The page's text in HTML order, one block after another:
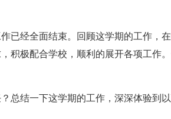
已经全面结束。回顾这学期的工作，
积极配合学校，顺利的展开各项工作
总结一下这学期的工作，深深体验到以